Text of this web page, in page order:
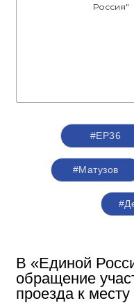
Россия"
#ЕР36
#Матузов
В «Единой
обращение
проезда к